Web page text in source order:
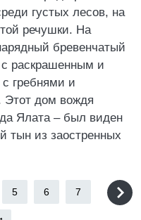
густых лесов, на
речушки. На
бревенчатый
раскрашенным и
гребнями и
Этот дом вождя
Ялата – был виден
тын из заостренных
5 6 7